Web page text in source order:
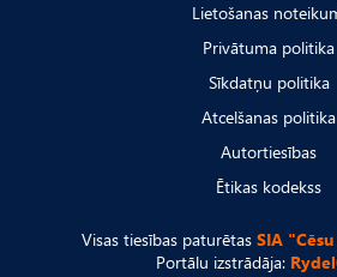
Lietošanas
Privātuma politika
Sīkdatņu politika
Atcelšanas politika
Autortiesības
Ētikas kodekss
Visas tiesības paturētas SIA
Portālu izstrādāja: